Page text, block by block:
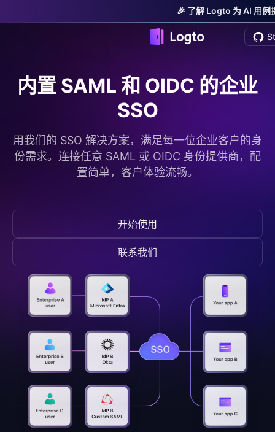
🎉 了解 Logto 为 AI 用例
内置 SAML 和 OIDC 的企业
SSO
用我们的 SSO 解决方案，满足每一位企业客户的身
份需求。连接任意 SAML 或 OIDC 身份提供商，配
置简单，客户体验流畅。
开始使用
联系我们